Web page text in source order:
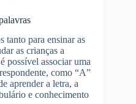
tanto para ensinar as
as crianças a
possível associar uma
como “A”
aprender a letra, a
e conhecimento